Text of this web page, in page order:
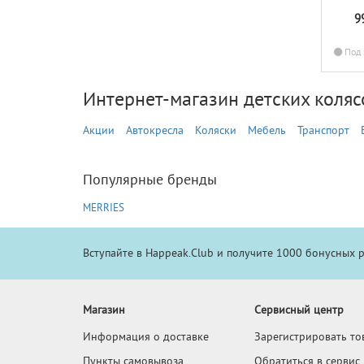
Под
Интернет-магазин детских
Акции Автокресла Коляски Мебель Транспорт
Популярные бренды
MERRIES
Вступайте в Happeak.Club и получите 1000 бонусных
Магазин
Информация о доставке
Пункты самовывоза
Сервисный центр
Зарегистрировать
Обратиться в сервис